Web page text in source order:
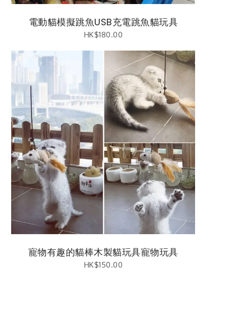
電動貓模擬跳魚USB充電跳魚貓玩具
HK$180.00
寵物有趣的貓棒木製貓玩具寵物玩具
HK$150.00